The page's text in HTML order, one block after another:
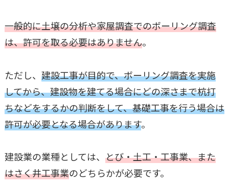
一般的に土壌の分析や家屋調査でのボーリング調査
は、許可を取る必要はありません。
ただし、 建設工事が目的で、ボーリング調査を実施
してから、建設物を建てる場合にどの深さまで杭打
ちなどをするかの判断をして、基礎工事を行う場合は
許可が必要となる場合があります。
建設業の業種としては、 とび・土工・工事業、また
はさく井工事業のどちらかが必要です。